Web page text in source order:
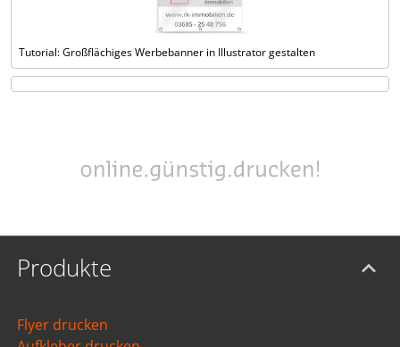
Tutorial: Großflächiges Werbebanner in Illustrator gestalten
Produkte
Flyer drucken